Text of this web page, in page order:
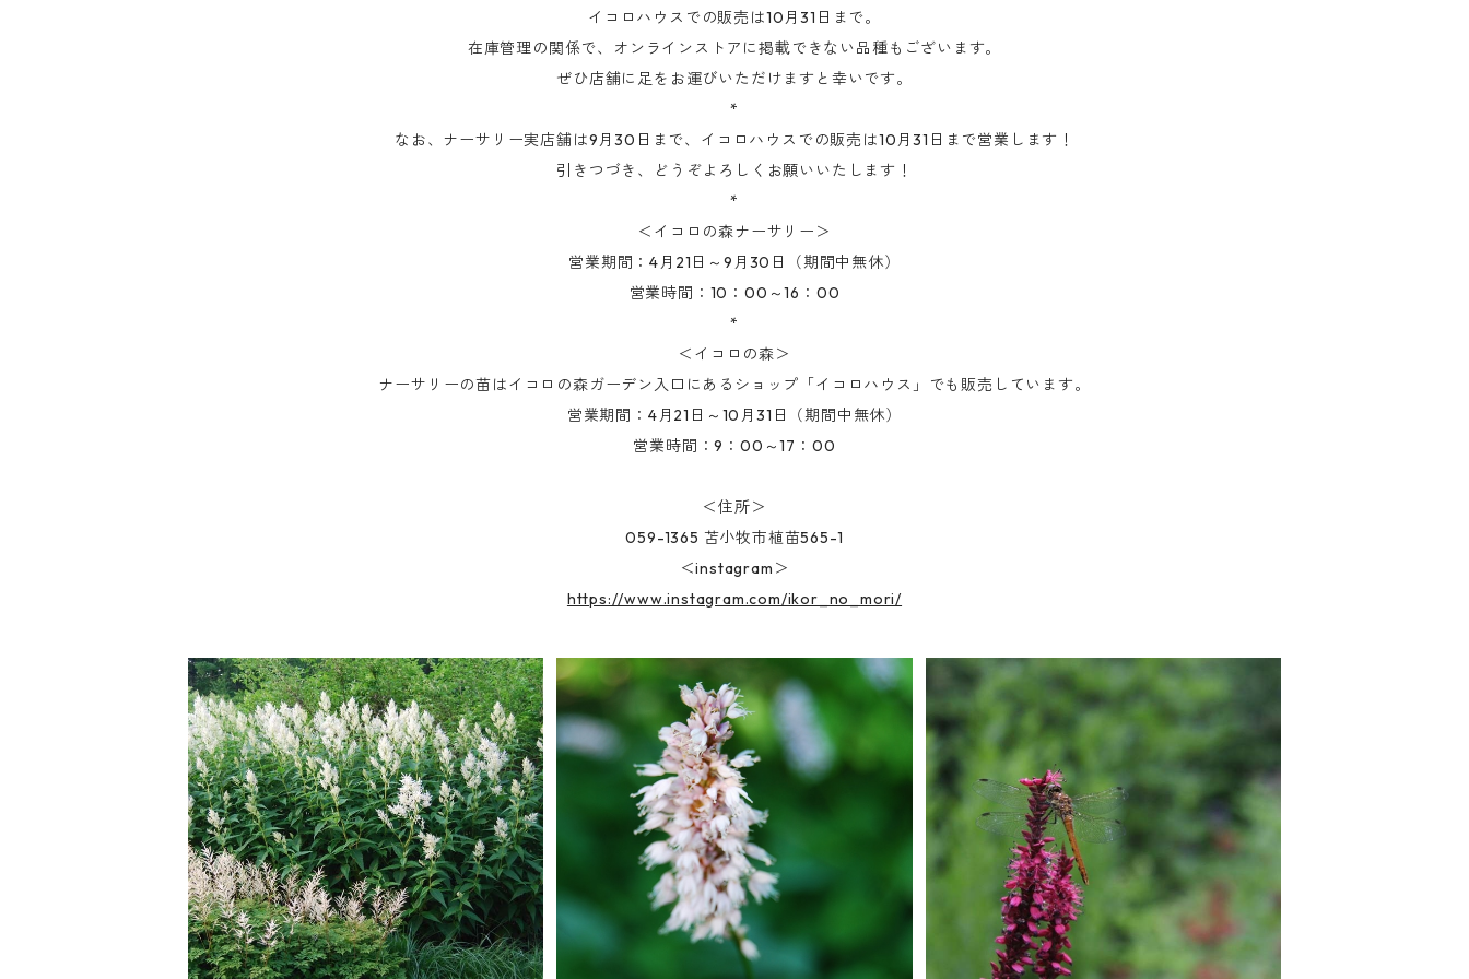
イコロハウスでの販売は10月31日まで。
在庫管理の関係で、オンラインストアに掲載できない品種もございます。
ぜひ店舗に足をお運びいただけますと幸いです。
*
なお、ナーサリー実店舗は9月30日まで、イコロハウスでの販売は10月31日まで営業します！
引きつづき、どうぞよろしくお願いいたします！
*
＜イコロの森ナーサリー＞
営業期間：4月21日～9月30日（期間中無休）
営業時間：10：00～16：00
*
＜イコロの森＞
ナーサリーの苗はイコロの森ガーデン入口にあるショップ「イコロハウス」でも販売しています。
営業期間：4月21日～10月31日（期間中無休）
営業時間：9：00～17：00
＜住所＞
059-1365 苫小牧市植苗565-1
＜instagram＞
https://www.instagram.com/ikor_no_mori/
ペルシカリア ポリモルファ
¥880
SOLD OUT
ペルシカリア ビストルタ ’スパーバ’
¥550
SOLD OUT
ペルシカリア アンプレクシカウリス ’フ
ァイアテイル’
¥550
SOLD OUT